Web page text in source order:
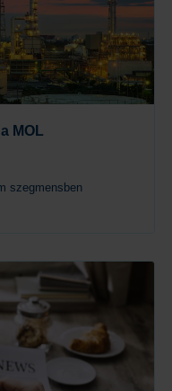
MOL
szegmensben